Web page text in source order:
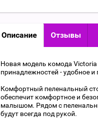
Описание Отзывы
Новая модель комода
принадлежностей - удобное
Комфортный пеленальный
обеспечит комфортное и
малышом. Рядом с
будут всегда под рукой.